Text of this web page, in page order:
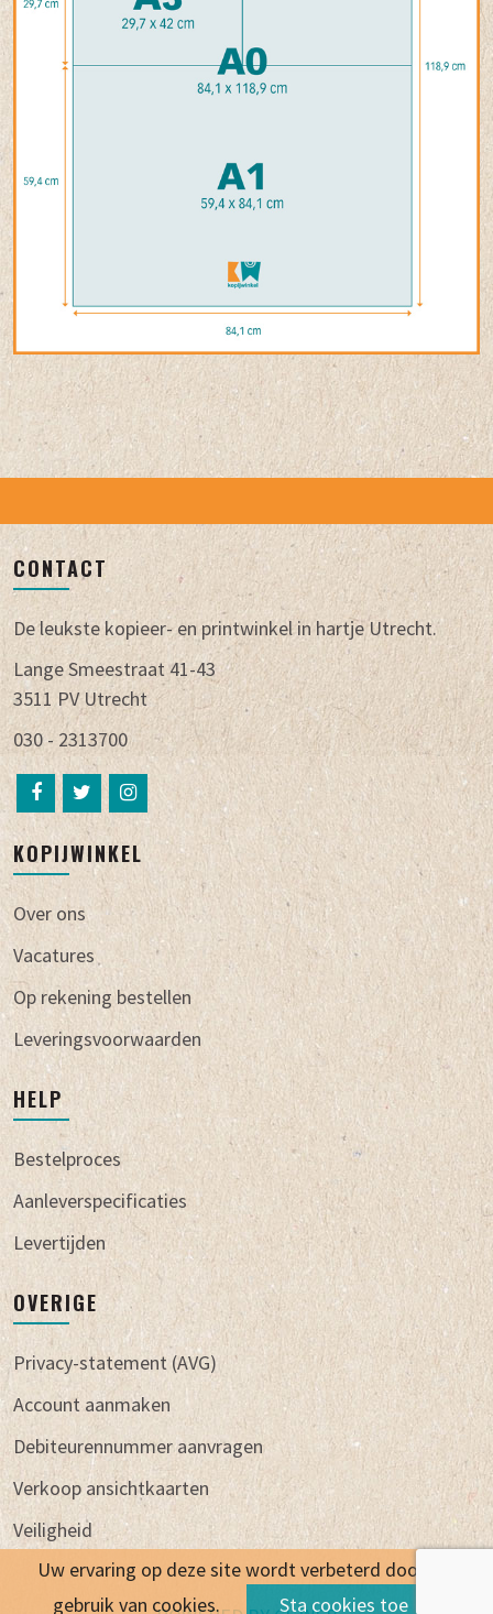
CONTACT
De leukste kopieer- en printwinkel in hartje Utrecht.
Lange Smeestraat 41-43
3511 PV Utrecht
030 - 2313700
KOPIJWINKEL
Over ons
Vacatures
Op rekening bestellen
Leveringsvoorwaarden
HELP
Bestelproces
Aanleverspecificaties
Levertijden
OVERIGE
Privacy-statement (AVG)
Account aanmaken
Debiteurennummer aanvragen
Verkoop ansichtkaarten
Veiligheid
Uw ervaring op deze site wordt verbeterd door het
gebruik van cookies.
Sta cookies toe